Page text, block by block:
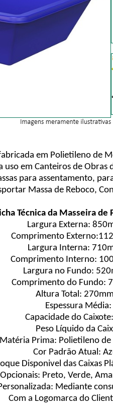
em Polietileno de
em Canteiros de Obras
para assentamento,
Massa de Reboco,
Técnica da Masseira
Largura Externa:
Comprimento
Largura Interna:
Comprimento Interno:
Largura no Fundo:
Comprimento do Fundo:
Altura Total:
Espessura
Capacidade do
Peso Líquido da
Matéria Prima: Polietileno
Cor Padrão Atual:
Disponivel das Caixas
Preto, Verde,
Mediante
Com a Logomarca do